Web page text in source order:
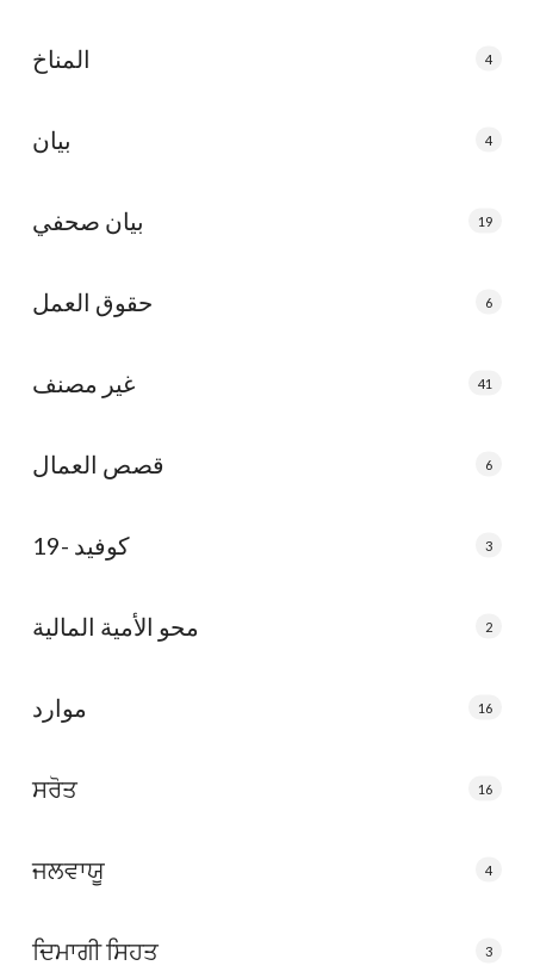
المناخ 4
بيان 4
بيان صحفي 19
حقوق العمل 6
غير مصنف 41
قصص العمال 6
كوفيد -19 3
محو الأمية المالية 2
موارد 16
ਸਰੋਤ 16
ਜਲਵਾਯੂ 4
ਦਿਮਾਗੀ ਸਿਹਤ 3